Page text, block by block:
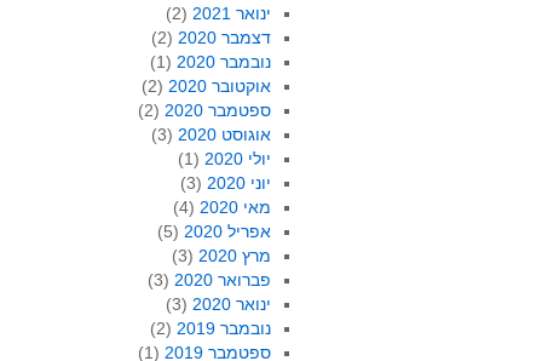
ינואר 2021
(2)
דצמבר 2020
(2)
נובמבר 2020
(1)
אוקטובר 2020
(2)
ספטמבר 2020
(2)
אוגוסט 2020
(3)
יולי 2020
(1)
יוני 2020
(3)
מאי 2020
(4)
אפריל 2020
(5)
מרץ 2020
(3)
פברואר 2020
(3)
ינואר 2020
(3)
נובמבר 2019
(2)
ספטמבר 2019
(1)